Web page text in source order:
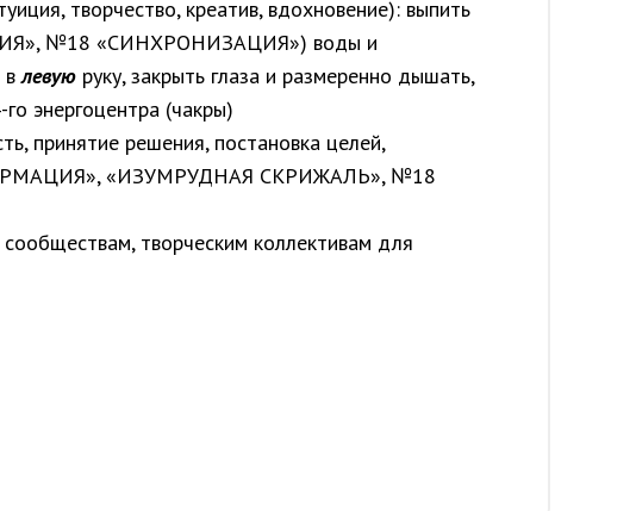
творчество, креатив, вдохновение): выпить
№18 «СИНХРОНИЗАЦИЯ») воды и
влевуюруку, закрыть глаза и размеренно дышать,
энергоцентра (чакры)
принятие решения, постановка целей,
«ИЗУМРУДНАЯ СКРИЖАЛЬ», №18
творческим коллективам для